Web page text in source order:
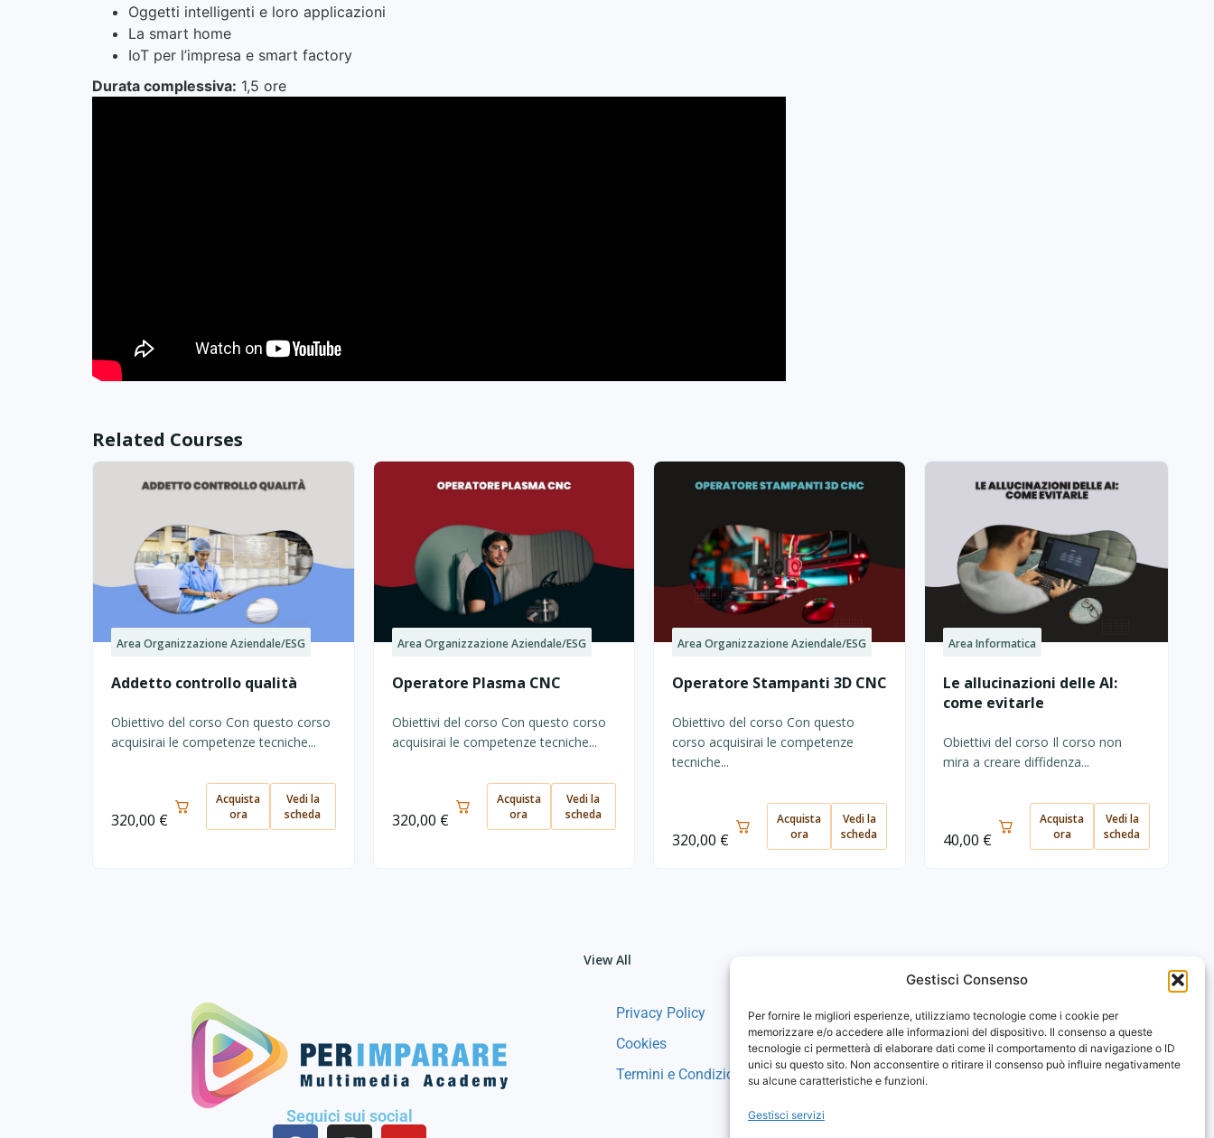
Gestisci Consenso
Per fornire le migliori esperienze, utilizziamo tecnologie come i cookie per
memorizzare e/o accedere alle informazioni del dispositivo. Il consenso a queste
tecnologie ci permetterà di elaborare dati come il comportamento di navigazione o ID
unici su questo sito. Non acconsentire o ritirare il consenso può influire negativamente
su alcune caratteristiche e funzioni.
Gestisci servizi
Oggetti intelligenti e loro applicazioni
La smart home
IoT per l’impresa e smart factory
Durata complessiva: 1,5 ore
Related Courses
Area Organizzazione Aziendale/ESG
Addetto controllo qualità
Obiettivo del corso Con questo corso
acquisirai le competenze tecniche...
320,00 €
Acquista
ora
Vedi la
scheda
Area Organizzazione Aziendale/ESG
Operatore Plasma CNC
Obiettivi del corso Con questo corso
acquisirai le competenze tecniche...
320,00 €
Acquista
ora
Vedi la
scheda
Area Organizzazione Aziendale/ESG
Operatore Stampanti 3D CNC
Obiettivo del corso Con questo
corso acquisirai le competenze
tecniche...
320,00 €
Acquista
ora
Vedi la
scheda
Area Informatica
Le allucinazioni delle AI:
come evitarle
Obiettivi del corso Il corso non
mira a creare diffidenza...
40,00 €
Acquista
ora
Vedi la
scheda
View All
Seguici sui social
Privacy Policy
Cookies
Termini e Condizioni
FAQ
Contatti